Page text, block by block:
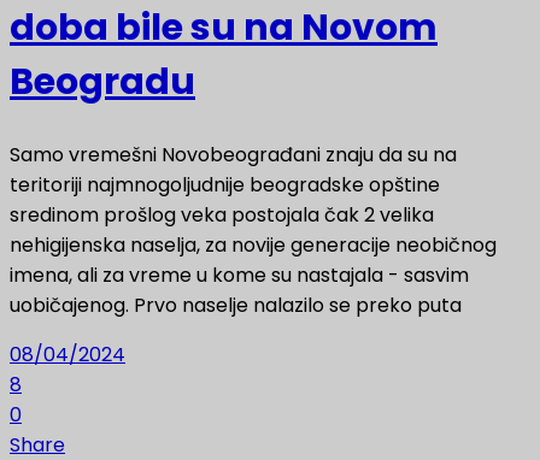
doba bile su na Novom
Beogradu
Samo vremešni Novobeograđani znaju da su na
teritoriji najmnogoljudnije beogradske opštine
sredinom prošlog veka postojala čak 2 velika
nehigijenska naselja, za novije generacije neobičnog
imena, ali za vreme u kome su nastajala - sasvim
uobičajenog. Prvo naselje nalazilo se preko puta
08/04/2024
8
0
Share